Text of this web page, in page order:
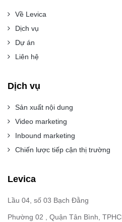
Về Levica
Dịch vụ
Dự án
Liên hệ
Dịch vụ
Sản xuất nội dung
Video marketing
Inbound marketing
Chiến lược tiếp cận thị trường
Levica
Lầu 04, số 03 Bạch Đằng
Phường 02 , Quận Tân Bình,